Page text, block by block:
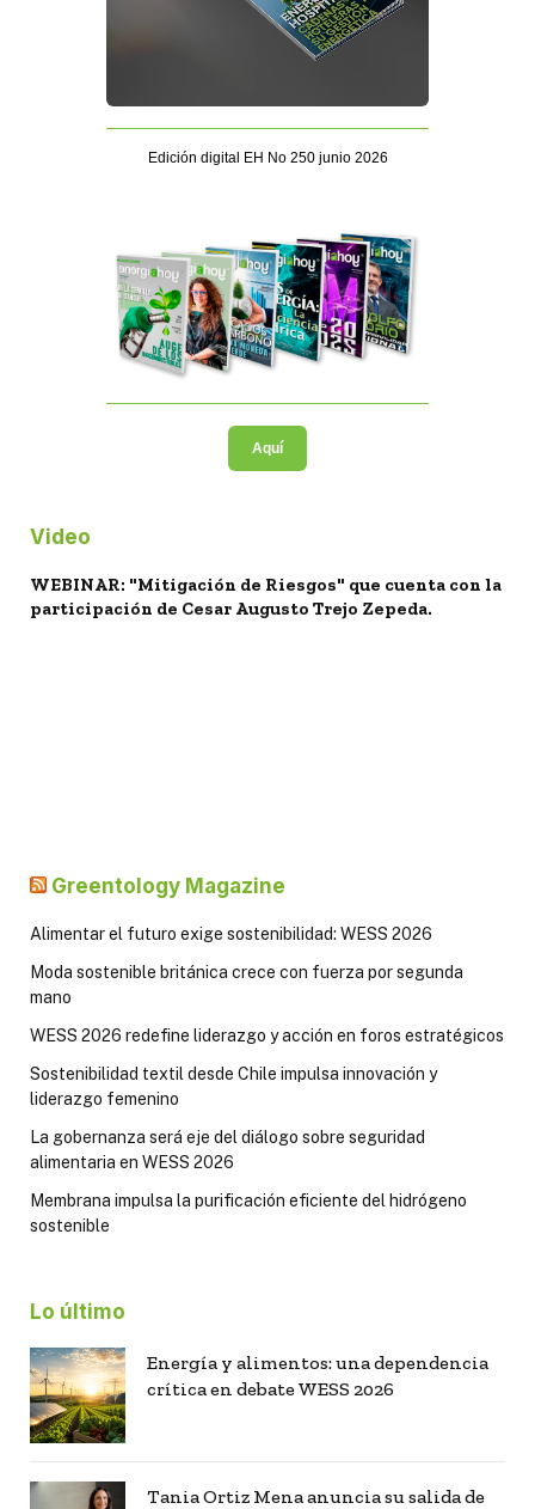
Edición digital EH No 250 junio 2026
Aquí
Video
WEBINAR: "Mitigación de Riesgos" que cuenta con la
participación de Cesar Augusto Trejo Zepeda.
Greentology Magazine
Alimentar el futuro exige sostenibilidad: WESS 2026
Moda sostenible británica crece con fuerza por segunda
mano
WESS 2026 redefine liderazgo y acción en foros estratégicos
Sostenibilidad textil desde Chile impulsa innovación y
liderazgo femenino
La gobernanza será eje del diálogo sobre seguridad
alimentaria en WESS 2026
Membrana impulsa la purificación eficiente del hidrógeno
sostenible
Lo último
Energía y alimentos: una dependencia
crítica en debate WESS 2026
Tania Ortiz Mena anuncia su salida de